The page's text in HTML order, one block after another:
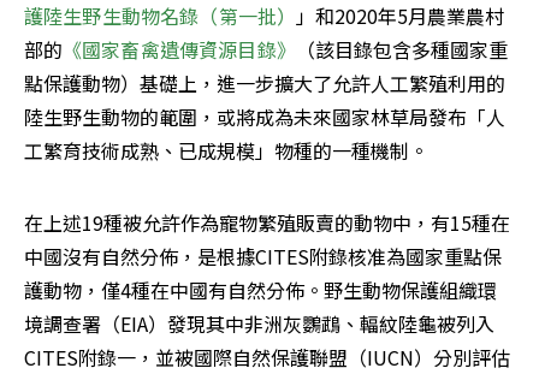
護陸生野生動物名錄（第一批）」和2020年5月農業農村
部的 《國家畜禽遺傳資源目錄》
（該目錄包含多種國家重
點保護動物）基礎上，進一步擴大了允許人工繁殖利用的
陸生野生動物的範圍，或將成為未來國家林草局發布「人
工繁育技術成熟、已成規模」物種的一種機制。
在上述19種被允許作為寵物繁殖販賣的動物中，有15種在
中國沒有自然分佈，是根據CITES附錄核准為國家重點保
護動物，僅4種在中國有自然分佈。野生動物保護組織環
境調查署（EIA）發現其中非洲灰鸚鵡、輻紋陸龜被列入
CITES附錄一，並被國際自然保護聯盟（IUCN）分別評估